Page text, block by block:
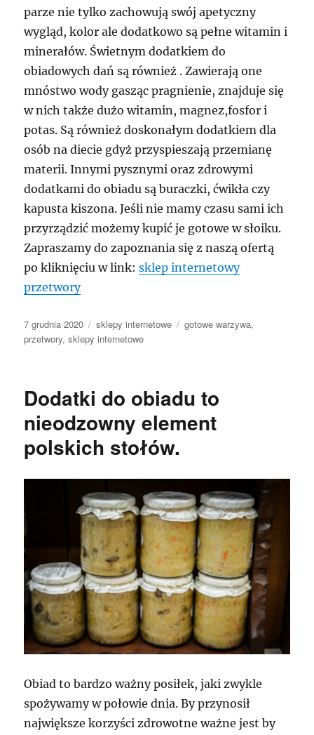
parze nie tylko zachowują swój apetyczny
wygląd, kolor ale dodatkowo są pełne witamin i
minerałów. Świetnym dodatkiem do
obiadowych dań są również . Zawierają one
mnóstwo wody gasząc pragnienie, znajduje się
w nich także dużo witamin, magnez,fosfor i
potas. Są również doskonałym dodatkiem dla
osób na diecie gdyż przyspieszają przemianę
materii. Innymi pysznymi oraz zdrowymi
dodatkami do obiadu są buraczki, ćwikła czy
kapusta kiszona. Jeśli nie mamy czasu sami ich
przyrządzić możemy kupić je gotowe w słoiku.
Zapraszamy do zapoznania się z naszą ofertą
po kliknięciu w link:sklep internetowy
przetwory
Data
publikacji
7 grudnia 2020 Kategorie
sklepy internetowe Tagi
gotowe warzywa,
przetwory,sklepy internetowe
Dodatki do obiadu to
nieodzowny element
polskich stołów.
Obiad to bardzo ważny posiłek, jaki zwykle
spożywamy w połowie dnia. By przynosił
największe korzyści zdrowotne ważne jest by